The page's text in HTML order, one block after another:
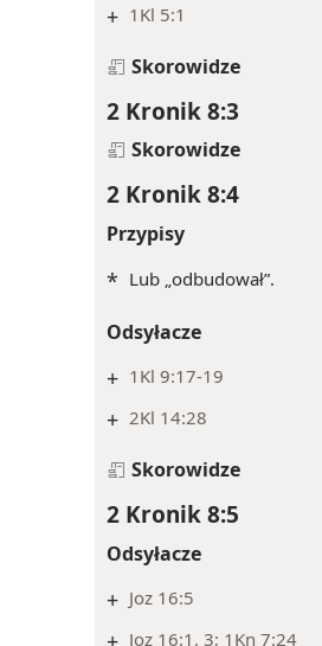
+ 1Kl 5:1
Skorowidze
2 Kronik 8:3
Skorowidze
2 Kronik 8:4
Przypisy
* Lub „odbudował”.
Odsyłacze
+ 1Kl 9:17-19
+ 2Kl 14:28
Skorowidze
2 Kronik 8:5
Odsyłacze
+ Joz 16:5
Joz 16:1, 3; 1Kn 7:24